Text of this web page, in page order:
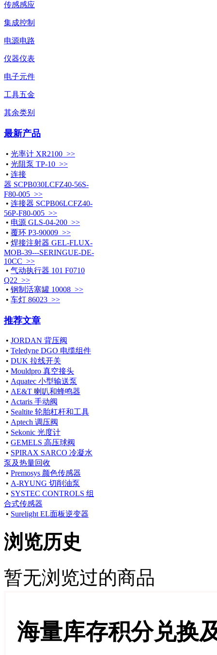
传感感应
集成控制
电源电路
仪器仪表
电子元件
工具五金
其余类别
最新产品
• 光率计 XR2100 >>
• 光阻泵 TP-10 >>
• 连接
器 SCPB030LCFZ40-56S-
F80-005 >>
• 连接器 SCPB06LCFZ40-
56P-F80-005 >>
• 电源 GLS-04-200 >>
• 覆环 P3-90009 >>
• 焊接注射器 GEL-FLUX-
MOB-39---SERINGUE-DE-
10CC >>
• 气动执行器 101 F0710
Q22 >>
• 钢制活塞罐 10008 >>
• 车灯 86023 >>
推荐文章
• JORDAN 背压阀
• Teledyne DGO 电缆组件
• DUK 拉线开关
• Mouldpro 真空接头
• Aquatec 小型输送泵
• AE&T 喇叭和蜂鸣器
• Actaris 手动阀
• Sealtite 轮胎杠杆和工具
• Aptech 调压阀
• Sekonic 光度计
• GEMELS 高压球阀
• SPIRAX SARCO 冷凝水
泵及热量回收
• Premosys 颜色传感器
• A-RYUNG 切削油泵
• SYSTEC CONTROLS 组
合式传感器
• Surelight EL面板逆变器
浏览历史
暂无浏览过的商品
海量库存积分兑换